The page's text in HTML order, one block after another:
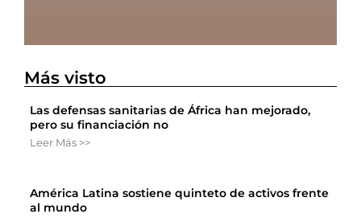
Más visto
Las defensas sanitarias de África han mejorado,
pero su financiación no
Leer Más >>
América Latina sostiene quinteto de activos frente
al mundo